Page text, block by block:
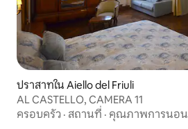
ปราสาทใน Aiello del Friuli
AL CASTELLO, CAMERA 11
ครอบครัว · สถานที่ · คุณภาพการนอน